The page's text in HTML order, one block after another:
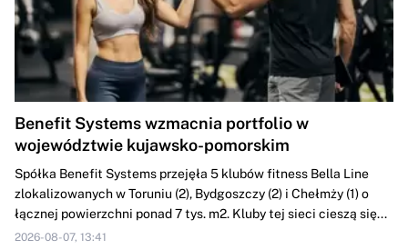
Benefit Systems wzmacnia portfolio w
województwie kujawsko-pomorskim
Spółka Benefit Systems przejęła 5 klubów fitness Bella Line
zlokalizowanych w Toruniu (2), Bydgoszczy (2) i Chełmży (1) o
łącznej powierzchni ponad 7 tys. m2. Kluby tej sieci cieszą się...
2026-08-07, 13:41